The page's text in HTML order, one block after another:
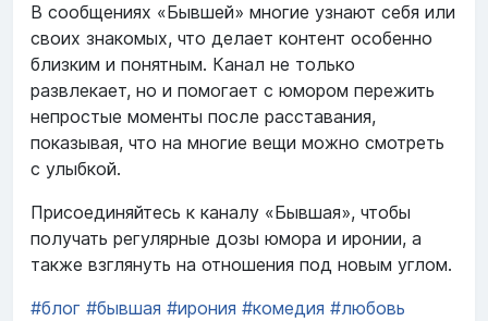
В сообщениях «Бывшей» многие узнают себя или
своих знакомых, что делает контент особенно
близким и понятным. Канал не только
развлекает, но и помогает с юмором пережить
непростые моменты после расставания,
показывая, что на многие вещи можно смотреть
с улыбкой.​
Присоединяйтесь к каналу «Бывшая», чтобы
получать регулярные дозы юмора и иронии, а
также взглянуть на отношения под новым углом.
#блог #бывшая #ирония #комедия #любовь